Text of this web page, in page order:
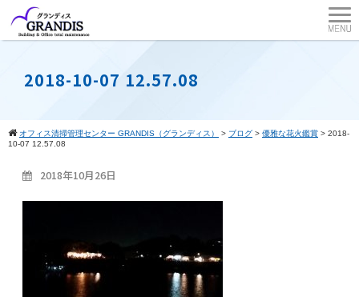
2018-10-07 12.57.08
オフィス清掃管理センター GRANDIS（グランディス） > ブログ > 優雅な花火鑑賞 > 2018-
10-07 12.57.08
2018年10月26日